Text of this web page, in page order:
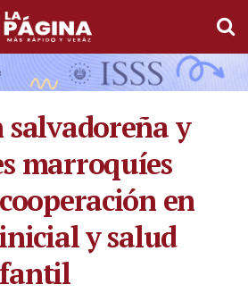
salvadoreña y
marroquíes
en
y salud